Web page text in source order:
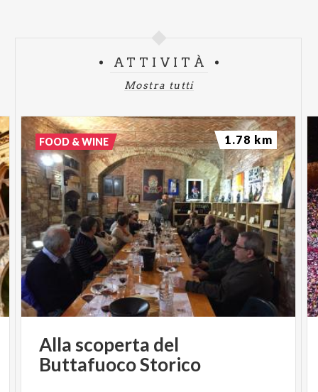
ATTIVITÀ
Mostra tutti
Alla scoperta del
ButtafuocoStorico
FOOD & WINE 1.78 km